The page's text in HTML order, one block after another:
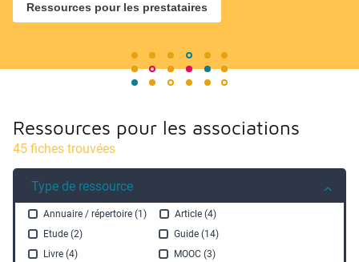
Ressources pour les prestataires
Ressources pour les associations